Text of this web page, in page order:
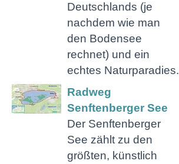
Deutschlands (je
nachdem wie man
den Bodensee
rechnet) und ein
echtes Naturparadies.
Radweg
Senftenberger See
Der Senftenberger
See zählt zu den
größten, künstlich